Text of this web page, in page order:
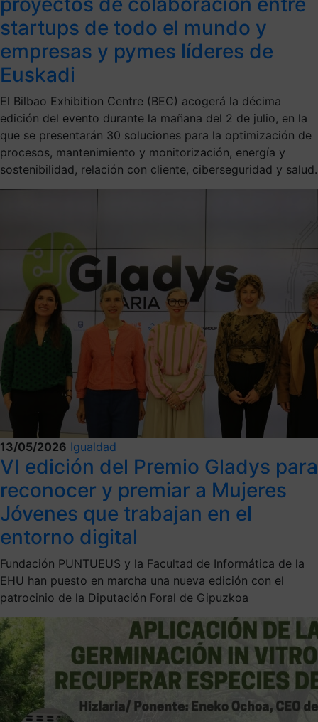
startups de todo el mundo y
empresas y pymes líderes de
Euskadi
El Bilbao Exhibition Centre (BEC) acogerá la décima
edición del evento durante la mañana del 2 de julio, en la
que se presentarán 30 soluciones para la optimización de
procesos, mantenimiento y monitorización, energía y
sostenibilidad, relación con cliente, ciberseguridad y salud.
13/05/2026 Igualdad
VI edición del Premio Gladys para
reconocer y premiar a Mujeres
Jóvenes que trabajan en el
entorno digital
Fundación PUNTUEUS y la Facultad de Informática de la
EHU han puesto en marcha una nueva edición con el
patrocinio de la Diputación Foral de Gipuzkoa